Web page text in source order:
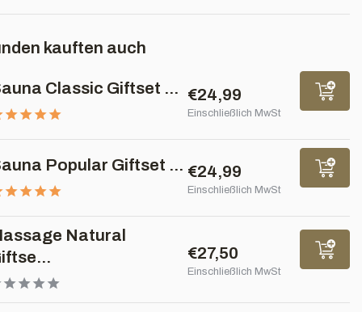
kauften auch
Classic Giftset ... €24,99
Einschließlich MwSt
Popular Giftset ... €24,99
Einschließlich MwSt
Natural
€27,50
Einschließlich MwSt